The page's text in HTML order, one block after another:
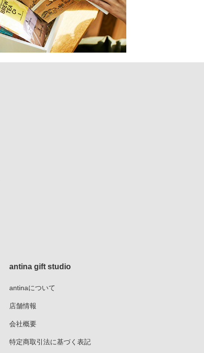
antina gift studio
antinaについて
店舗情報
会社概要
特定商取引法に基づく表記